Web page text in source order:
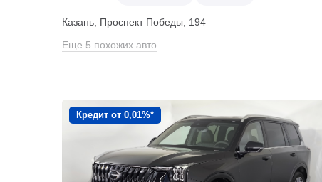
Казань, Проспект Победы, 194
Еще 5 похожих авто
Кредит от 0,01%*